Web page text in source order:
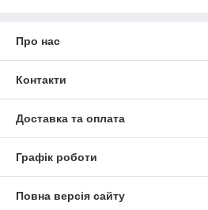
Про нас
Контакти
Доставка та оплата
Графік роботи
Повна версія сайту